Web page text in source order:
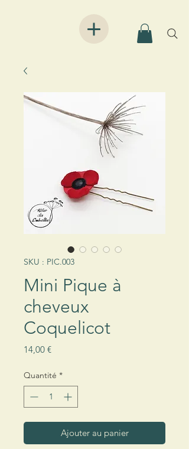
SKU : PIC.003
Mini Pique à
cheveux
Coquelicot
14,00 €Prix
Quantité *
Ajouter au panier